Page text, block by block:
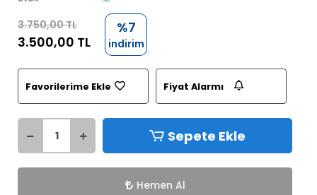
3.750,00 TL
3.500,00 TL
%7
indirim
Favorilerime Ekle Fiyat Alarmı
Sepete Ekle
Hemen Al